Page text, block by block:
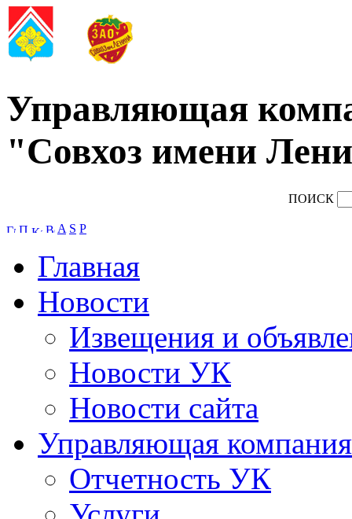
Управляющая
"Совхоз имени
ПОИСК
A S P
Главная
Новости
Извещения и
Новости УК
Новости сайта
Управляющая компания
Отчетность УК